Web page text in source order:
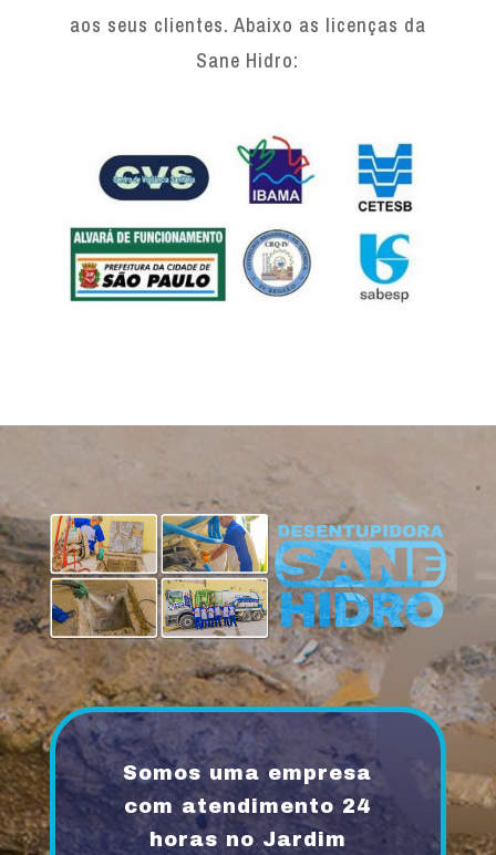
aos seus clientes. Abaixo as licenças da
Sane Hidro:
Somos uma empresa
com atendimento 24
horas no Jardim